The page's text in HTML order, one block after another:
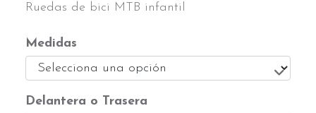
Ruedas de bici MTB infantil
Medidas
Delantera o Trasera